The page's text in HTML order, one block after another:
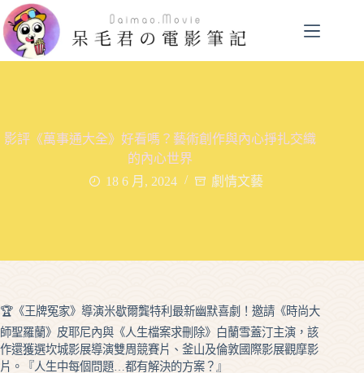
跳
至
主
影評《萬事通大全》好看嗎？藝術創作與內心掙扎交織
的內心世界
18 6 月, 2024
劇情文藝
🏆《王牌冤家》導演米歇爾龔特利最新幽默喜劇！邀請《時尚大
師聖羅蘭》皮耶尼內與《人生檔案求刪除》白蘭雪蓋汀主演，該
作還獲選坎城影展導演雙周競賽片、釜山及倫敦國際影展觀摩影
片。『人生中每個問題…都有解決的方案？』